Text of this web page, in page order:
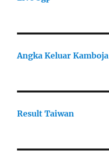
Angka Keluar Kamboja
Result Taiwan